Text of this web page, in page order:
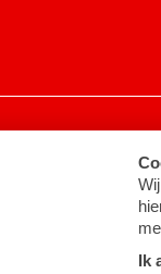
instellingen